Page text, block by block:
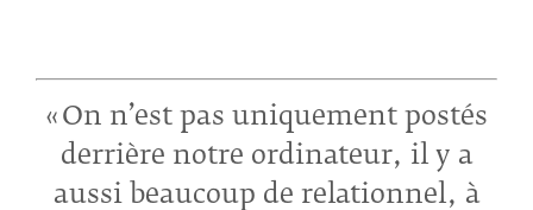
On n’est pas uniquement postés
derrière notre ordinateur, il y a
aussi beaucoup de relationnel, à